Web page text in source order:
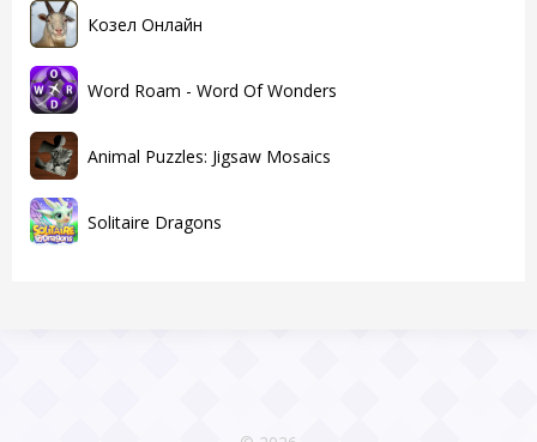
Козел Онлайн
Word Roam - Word Of Wonders
Animal Puzzles: Jigsaw Mosaics
Solitaire Dragons